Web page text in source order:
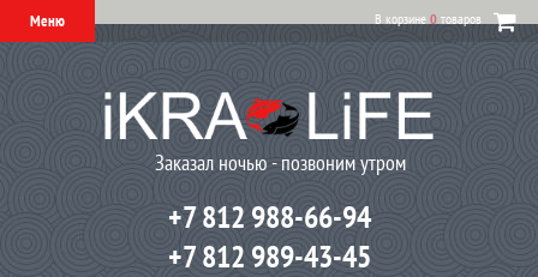
Меню В корзине 0 товаров
Заказал ночью - позвоним утром
+7 812 988-66-94
+7 812 989-43-45